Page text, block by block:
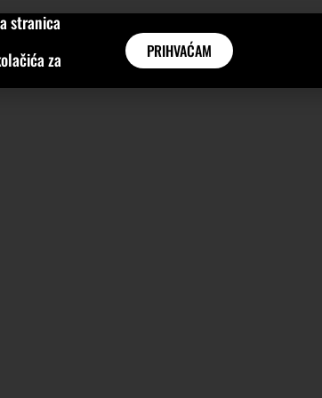
INTERVJUI AKTUALNO
stranica
za
PRIHVAĆAM